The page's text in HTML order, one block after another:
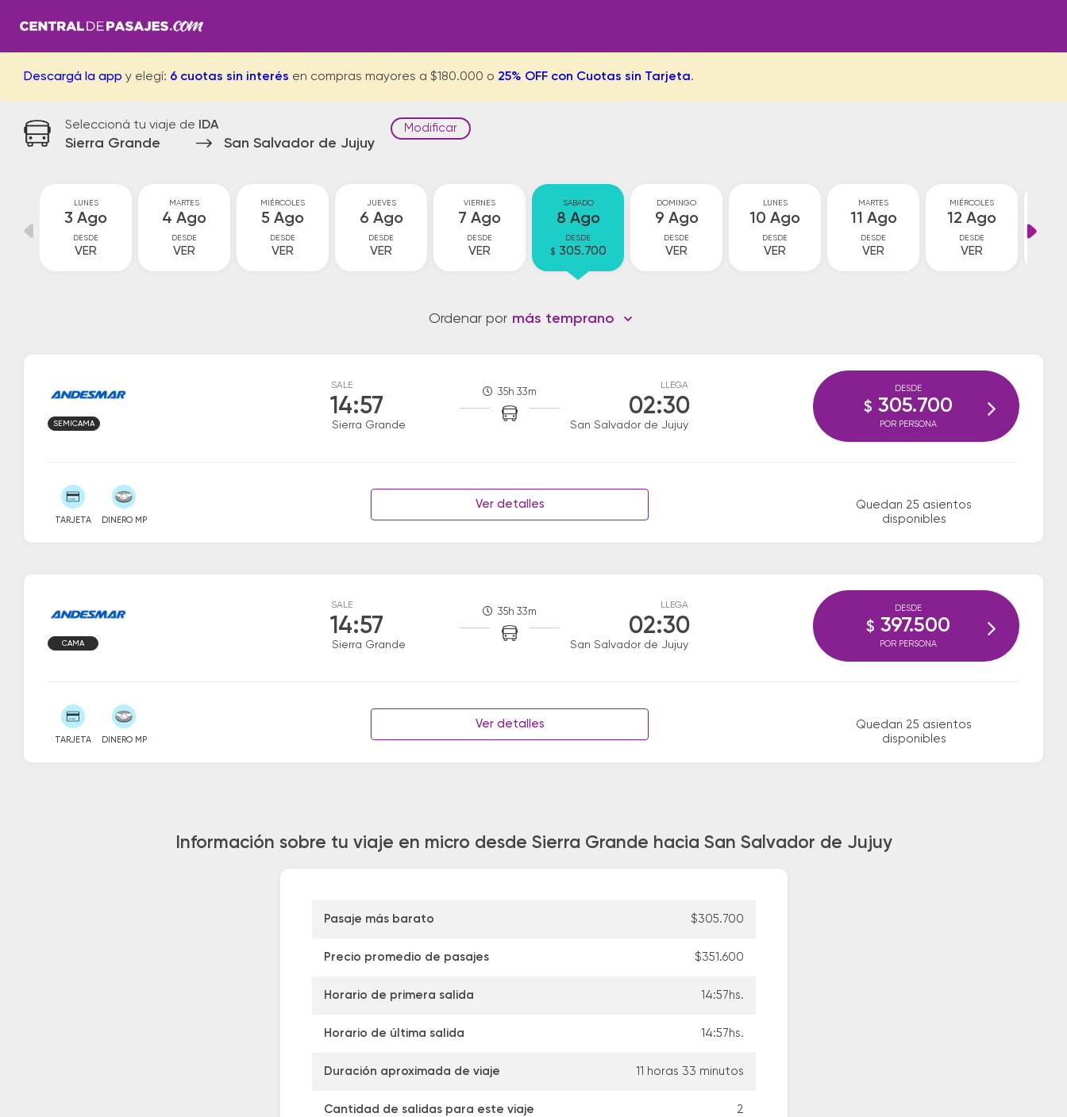
Descargá la app y elegí: 6 cuotas sin interés en compras mayores a $180.000 o 25% OFF con Cuotas sin Tarjeta.
Seleccioná tu viaje de IDA
Sierra Grande San Salvador de Jujuy
Modificar
LUNES
3 Ago
DESDE
VER
MARTES
4 Ago
DESDE
VER
MIÉRCOLES
5 Ago
DESDE
VER
JUEVES
6 Ago
DESDE
VER
VIERNES
7 Ago
DESDE
VER
SABADO
8 Ago
DESDE
$ 305.700
DOMINGO
9 Ago
DESDE
VER
LUNES
10 Ago
DESDE
VER
MARTES
11 Ago
DESDE
VER
MIÉRCOLES
12 Ago
DESDE
VER
Ordenar por más temprano
SALE
14:57
Sierra Grande
35h 33m
LLEGA
02:30
San Salvador de Jujuy
SEMICAMA
TARJETA DINERO MP
Ver detalles
Quedan 25 asientos
disponibles
DESDE
$ 305.700
POR PERSONA
SALE
14:57
Sierra Grande
35h 33m
LLEGA
02:30
San Salvador de Jujuy
CAMA
TARJETA DINERO MP
Ver detalles
Quedan 25 asientos
disponibles
DESDE
$ 397.500
POR PERSONA
Información sobre tu viaje en micro desde Sierra Grande hacia San Salvador de Jujuy
Pasaje más barato $305.700
Precio promedio de pasajes $351.600
Horario de primera salida 14:57hs.
Horario de última salida 14:57hs.
Duración aproximada de viaje 11 horas 33 minutos
Cantidad de salidas para este viaje 2